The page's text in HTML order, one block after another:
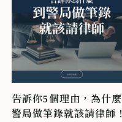
告訴你5個理由，為什麼
警局做筆錄就該請律師！